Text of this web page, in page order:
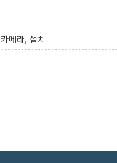
메라, 설치